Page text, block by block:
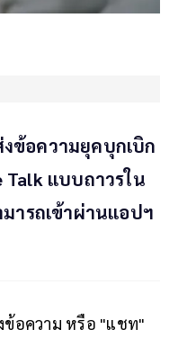
ข้อความยุคบุกเบิก
แบบถาวรใน
ารถเข้าผ่านแอปฯ
ข้อความ หรือ "แชท"